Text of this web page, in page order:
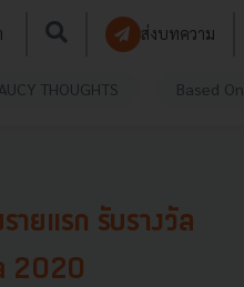
ส่งบทความ
THOUGHTS Based On
ยแรก รับรางวัล
2020